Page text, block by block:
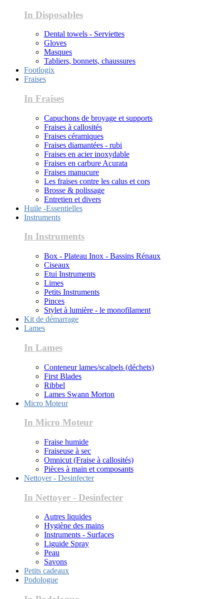
In Disposables
Dental towels - Serviettes
Gloves
Masques
Tabliers, bonnets, chaussures
Footlogix
Fraises
In Fraises
Capuchons de broyage et supports
Fraises à callosités
Fraises céramiques
Fraises diamantées - rubi
Fraises en acier inoxydable
Fraises en carbure Acurata
Fraises manucure
Les fraises contre les calus et cors
Brosse & polissage
Entretien et divers
Huile -Essentielles
Instruments
In Instruments
Box - Plateau Inox - Bassins Rénaux
Ciseaux
Etui Instruments
Limes
Petits Instruments
Pinces
Stylet à lumière - le monofilament
Kit de démarrage
Lames
In Lames
Conteneur lames/scalpels (déchets)
First Blades
Ribbel
Lames Swann Morton
Micro Moteur
In Micro Moteur
Fraise humide
Fraiseuse à sec
Omnicut (Fraise à callosités)
Pièces à main et composants
Nettoyer - Desinfecter
In Nettoyer - Desinfecter
Autres liquides
Hygiène des mains
Instruments - Surfaces
Liguide Spray
Peau
Savons
Petits cadeaux
Podologue